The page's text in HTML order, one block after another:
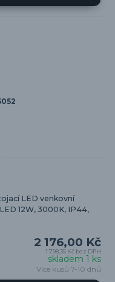
LED venkovní
12W, 3000K, IP44,
2 176,00 Kč
1 798,35 Kč bez DPH
skladem 1 ks
Více kusů 7-10 dnů